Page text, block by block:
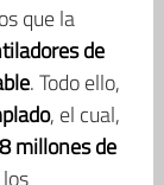
que la
de
. Todo ello,
, el cual,
millones de